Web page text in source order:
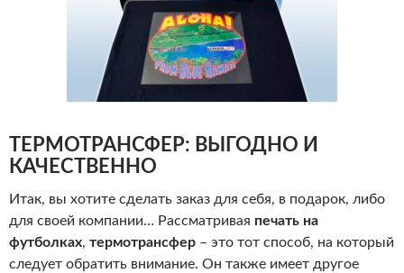
ТЕРМОТРАНСФЕР: ВЫГОДНО И
КАЧЕСТВЕННО
Итак, вы хотите сделать заказ для себя, в подарок, либо
для своей компании… Рассматривая печать на
футболках, термотрансфер – это тот способ, на который
следует обратить внимание. Он также имеет другое